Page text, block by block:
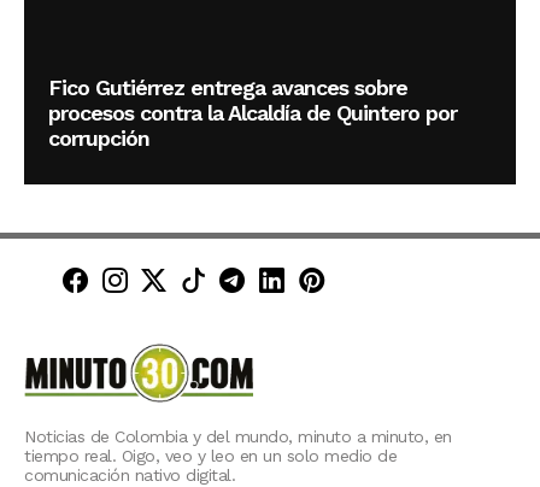
Fico Gutiérrez entrega avances sobre
procesos contra la Alcaldía de Quintero por
corrupción
Minuto30 en Facebook
Minuto30 en Instagram
Minuto30 en X (Twitter)
Minuto30 en TikTok
Canal de Minuto30 en
Minuto30 en LinkedIn
Minuto30 en
Noticias de Colombia y del mundo, minuto a minuto, en
tiempo real. Oigo, veo y leo en un solo medio de
comunicación nativo digital.